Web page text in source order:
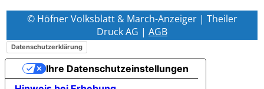
© Höfner Volksblatt & March-Anzeiger | Theiler
Druck AG | AGB
Datenschutzerklärung
Ihre Datenschutzeinstellungen